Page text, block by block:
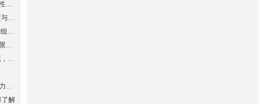
CONDUCTIX光耦合器工作特性讲解
ROSEMOUNT变送器的高精度与高可靠性设计揭秘
ELEKTRIM电机定子和转子的组成结构如下
TOPWORX开关在各种应用场景中的功能
德国VEM电机：适应恶劣环境，保障工业生产连续性
TOYOGIKEN变压器：优质电力转换与可靠性的解决方案“
了解